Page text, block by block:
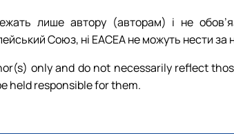
лише автору (авторам) і не
Союз, ні EACEA не можуть нести за
only and do not necessarily reflect
held responsible for them.